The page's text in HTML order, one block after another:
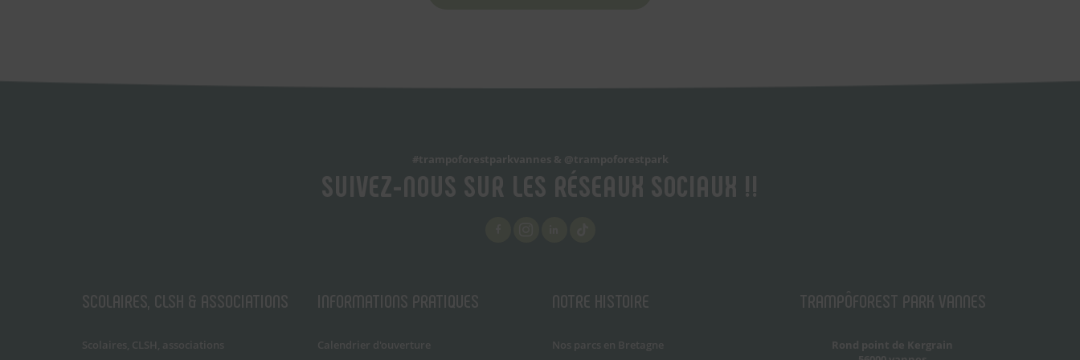
#trampoforestparkvannes & @trampoforestpark
SUIVEZ-NOUS SUR LES RÉSEAUX SOCIAUX !!
SCOLAIRES, CLSH & ASSOCIATIONS
Scolaires, CLSH, associations
INFORMATIONS PRATIQUES
Calendrier d'ouverture
NOTRE HISTOIRE
Nos parcs en Bretagne
TRAMPÔFOREST PARK VANNES
Rond point de Kergrain